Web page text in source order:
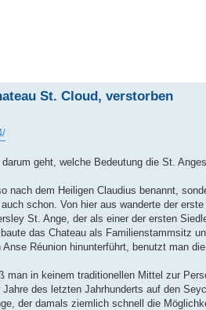
St. Cloud, verstorben
geht, welche Bedeutung die St.
dem Heiligen Claudius benannt,
schon. Von hier aus wanderte der
St. Ange, der als einer der ersten
das Chateau als Familienstammsitz
Réunion hinunterführt, benutzt man
in keinem traditionellen Mittel zur
des letzten Jahrhunderts auf den
der damals ziemlich schnell die